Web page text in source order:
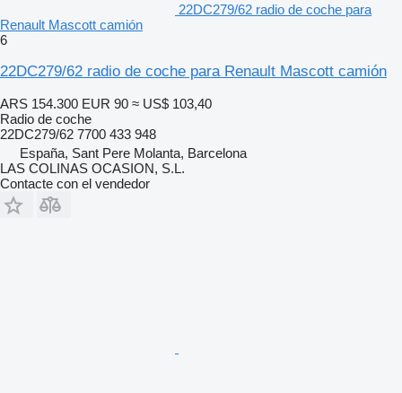
22DC279/62 radio de coche para
Renault Mascott camión
6
22DC279/62 radio de coche para Renault Mascott camión
ARS 154.300 EUR 90 ≈ US$ 103,40
Radio de coche
22DC279/62 7700 433 948
España, Sant Pere Molanta, Barcelona
LAS COLINAS OCASION, S.L.
Contacte con el vendedor